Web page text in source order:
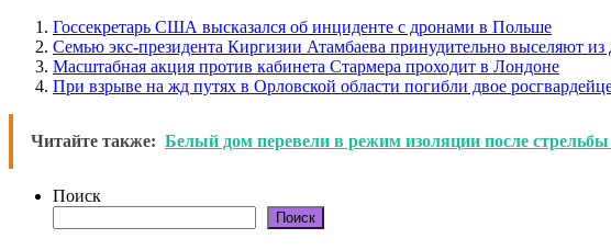
Госсекретарь США высказался об инциденте с дронами в Польше
Семью экс-президента Киргизии Атамбаева принудительно выселяют из
Масштабная акция против кабинета Стармера проходит в Лондоне
При взрыве на жд путях в Орловской области погибли двое
Читайте также: Белый дом перевели в режим изоляции после стрельбы
Поиск
Поиск